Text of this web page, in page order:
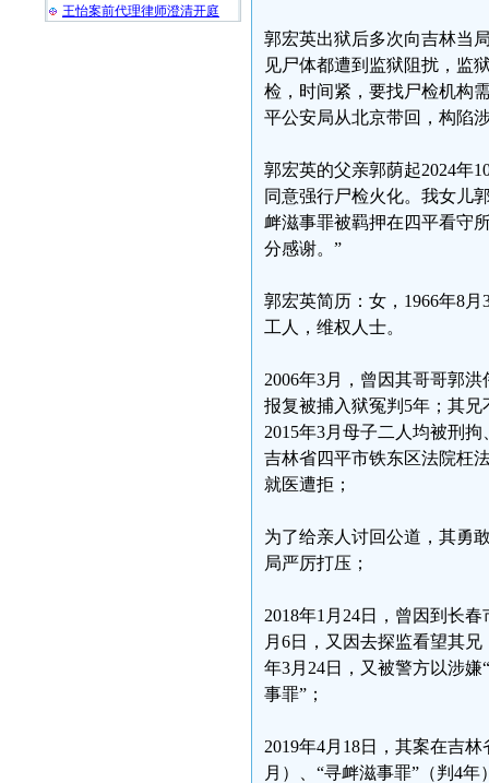
王怡案前代理律师澄清开庭
郭宏英出狱后多次向吉林当
见尸体都遭到监狱阻扰，监
检，时间紧，要找尸检机构
平公安局从北京带回，构陷
郭宏英的父亲郭荫起2024年
同意强行尸检火化。我女儿
衅滋事罪被羁押在四平看守
分感谢。”
郭宏英简历：女，1966年8
工人，维权人士。
2006年3月，曾因其哥哥郭
报复被捕入狱冤判5年；其
2015年3月母子二人均被刑
吉林省四平市铁东区法院枉
就医遭拒；
为了给亲人讨回公道，其勇
局严厉打压；
2018年1月24日，曾因到长
月6日，又因去探监看望其
年3月24日，又被警方以涉
事罪”；
2019年4月18日，其案在吉
月）、“寻衅滋事罪”（判4